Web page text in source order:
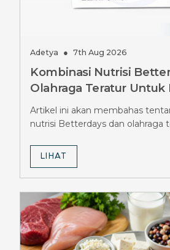
Adetya ● 7th Aug 2026
Kombinasi Nutrisi
Olahraga Teratur Untuk
Hasil Diet Ozempic,
Strateginya
Artikel ini akan membahas
nutrisi Betterdays dan olahraga
LIHAT